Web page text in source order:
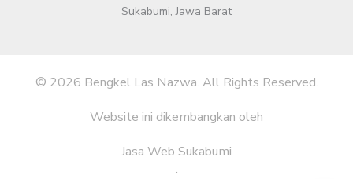
Sukabumi, Jawa Barat
© 2026 Bengkel Las Nazwa. All Rights Reserved.
Website ini dikembangkan oleh
Jasa Web Sukabumi
.